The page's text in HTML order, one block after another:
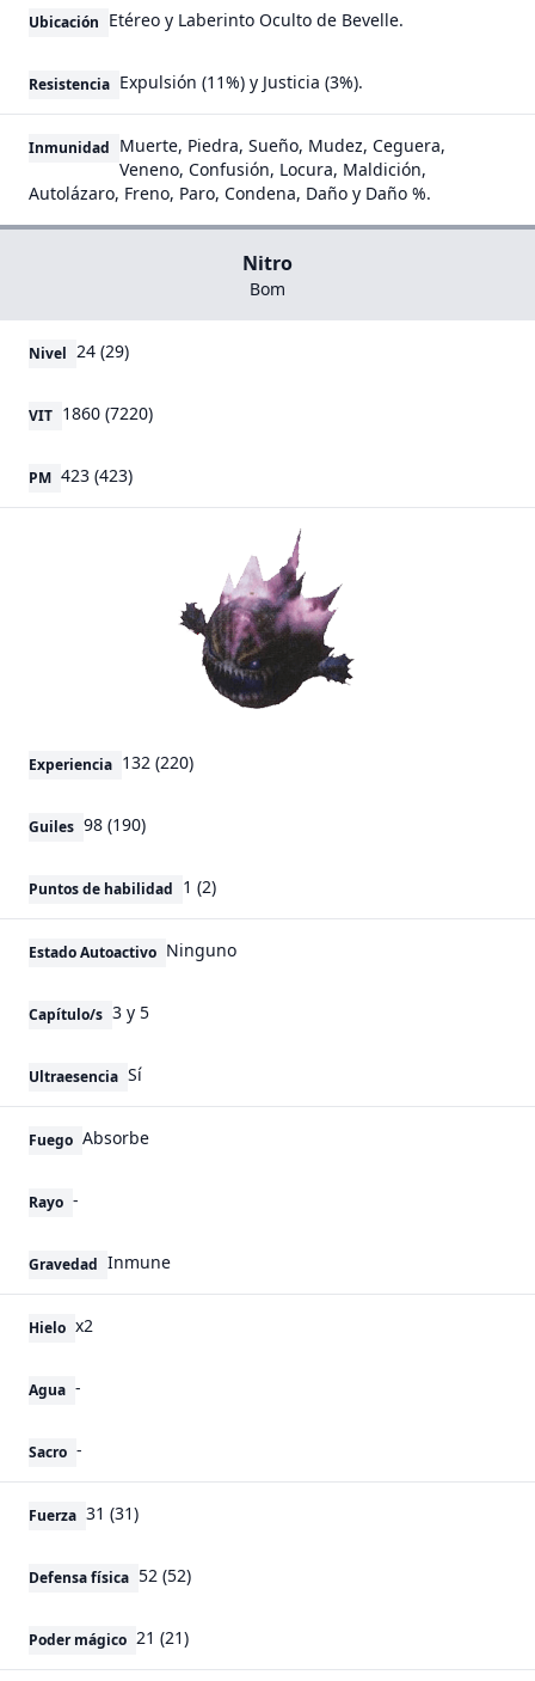
Ubicación Etéreo y Laberinto Oculto de Bevelle.
Resistencia Expulsión (11%) y Justicia (3%).
Inmunidad Muerte, Piedra, Sueño, Mudez, Ceguera,
Veneno, Confusión, Locura, Maldición,
Autolázaro, Freno, Paro, Condena, Daño y Daño %.
Nitro
Bom
Nivel 24 (29)
VIT 1860 (7220)
PM 423 (423)
Experiencia 132 (220)
Guiles 98 (190)
Puntos de habilidad 1 (2)
Estado Autoactivo Ninguno
Capítulo/s 3 y 5
Ultraesencia Sí
Fuego Absorbe
Rayo -
Gravedad Inmune
Hielo x2
Agua -
Sacro -
Fuerza 31 (31)
Defensa física 52 (52)
Poder mágico 21 (21)